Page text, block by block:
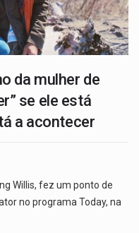
da mulher de
se ele está
a acontecer
Willis, fez um ponto de
no programa Today, na